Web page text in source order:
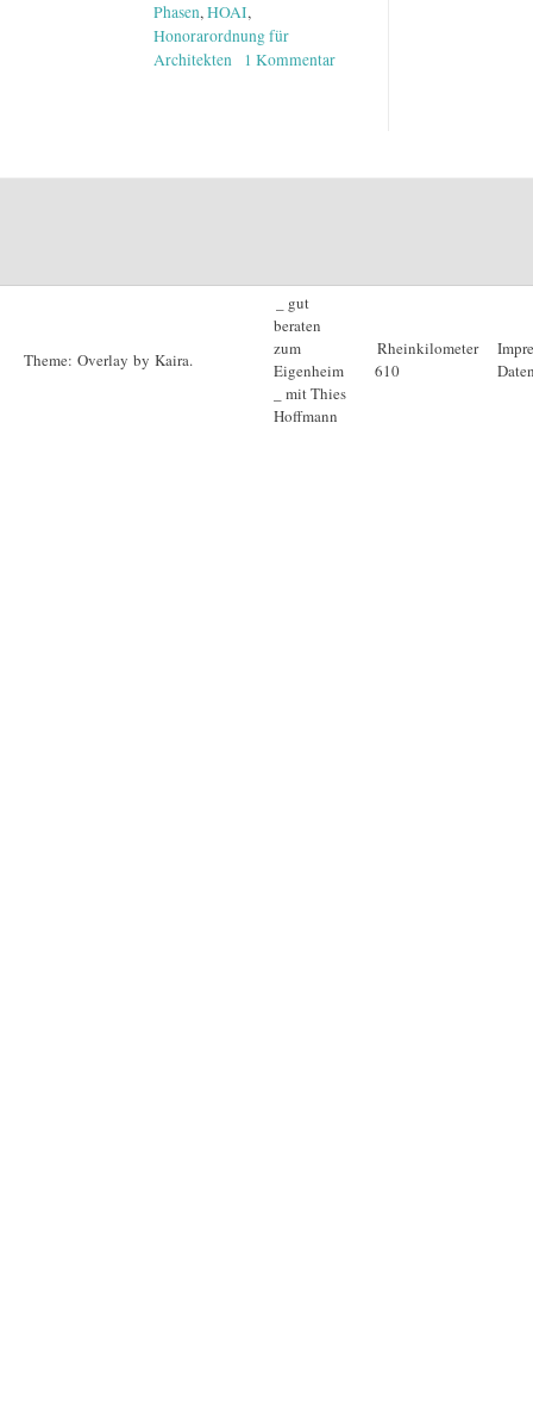
Phasen,HOAI,
Honorarordnung für
Architekten
1 Kommentar
für
Theme: Overlay by Kaira.
_ gut
beraten
zum
Eigenheim
_ mit Thies
Hoffmann
Rheinkilometer
610